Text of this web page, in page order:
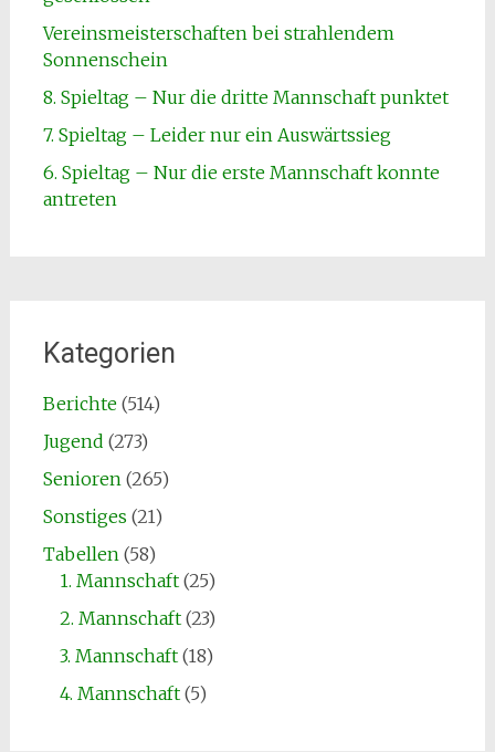
Vereinsmeisterschaften bei strahlendem
Sonnenschein
8. Spieltag – Nur die dritte Mannschaft punktet
7. Spieltag – Leider nur ein Auswärtssieg
6. Spieltag – Nur die erste Mannschaft konnte
antreten
Kategorien
Berichte(514)
Jugend (273)
Senioren (265)
Sonstiges (21)
Tabellen (58)
1. Mannschaft(25)
2. Mannschaft(23)
3. Mannschaft(18)
4. Mannschaft(5)